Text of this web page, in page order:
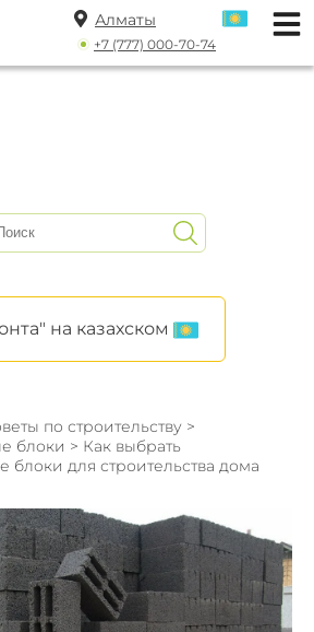
Алматы
+7 (777) 000-70-74
на казахском
по строительству >
блоки > Как выбрать
блоки для строительства дома